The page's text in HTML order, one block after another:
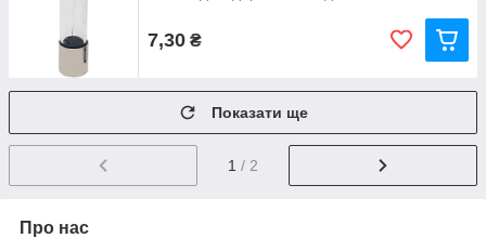
7,30 ₴
Показати ще
1 / 2
Про нас